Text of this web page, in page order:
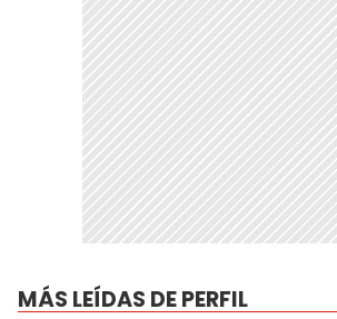
MÁS LEÍDAS DE PERFIL